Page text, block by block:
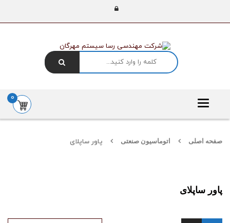
Toggle
0
صفحه اصلی اتوماسیون صنعتی پاور ساپلای
پاور ساپلای